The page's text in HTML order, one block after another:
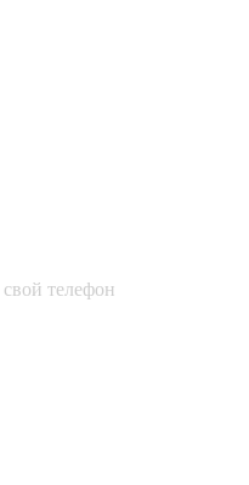
телефон